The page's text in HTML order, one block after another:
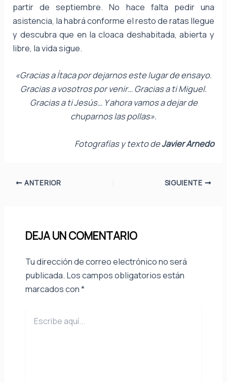
partir de septiembre. No hace falta pedir una
asistencia, la habrá conforme el resto de ratas llegue
y descubra que en la cloaca deshabitada, abierta y
libre, la vida sigue.
«Gracias a Ítaca por dejarnos este lugar de ensayo.
Gracias a vosotros por venir… Gracias a ti Miguel.
Gracias a ti Jesús… Y ahora vamos a dejar de
chuparnos las pollas».
Fotografías y texto deJavier Arnedo
ANTERIOR SIGUIENTE
DEJA UN COMENTARIO
Tu dirección de correo electrónico no será
publicada. Los campos obligatorios están
marcados con*
aquí...